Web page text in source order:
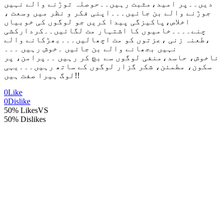
دیں۔۔پر امید،مثبت رہیں۔۔حوصلہ توڑنے والے نہیں
جوڑنے والے بن جائیں۔۔۔اپنی فکر و نظر میں وسعت ،
اخلاص،پاکیزگی پیدا کریں جو لوگوں کی خوبیاں
چنے۔۔۔۔خامیوں کا اشتہار مت لگائیں۔۔کردارکشی
،طعنہ زنی ،عزتوں کو مت اچھالیں۔۔۔بھڑکانے والے
نہیں بجھانے والے بن جائیں ۔خوش رہیں ۔۔۔
ناخوش، حاسد،منفی لوگوں سے بچ کر رہیں ۔۔پرامن، پر
سکون، مطمئن، شکر گزار لوگوں کے ساتھ رہیں۔۔۔یہی
لوگ ہیرا صفت ہیں!!
0Like
0Dislike
50% LikesVS
50% Dislikes